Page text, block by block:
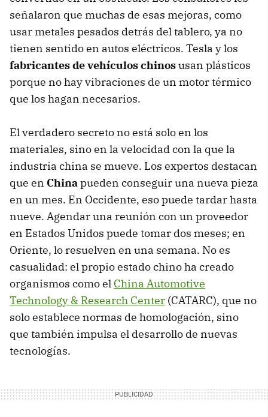
señalaron que muchas de esas mejoras, como
usar metales pesados detrás del tablero, ya no
tienen sentido en autos eléctricos. Tesla y los
fabricantes de vehículos chinosusan plásticos
porque no hay vibraciones de un motor térmico
que los hagan necesarios.
El verdadero secreto no está solo en los
materiales, sino en la velocidad con la que la
industria china se mueve. Los expertos destacan
que en Chinapueden conseguir una nueva pieza
en un mes. En Occidente, eso puede tardar hasta
nueve. Agendar una reunión con un proveedor
en Estados Unidos puede tomar dos meses; en
Oriente, lo resuelven en una semana. No es
casualidad: el propio estado chino ha creado
organismos como el China Automotive
Technology & Research Center (CATARC), que no
solo establece normas de homologación, sino
que también impulsa el desarrollo de nuevas
tecnologías.